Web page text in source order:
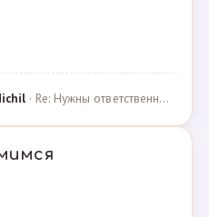
· Re: Нужны ответственные и любящие детей сотрудники … · 22.07.2024